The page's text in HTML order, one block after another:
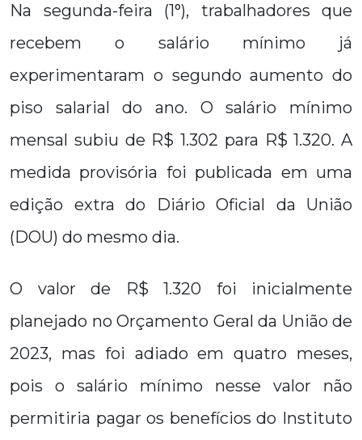
Na segunda-feira (1°), trabalhadores que
recebem o salário mínimo já
experimentaram o segundo aumento do
piso salarial do ano. O salário mínimo
mensal subiu de R$ 1.302 para R$ 1.320. A
medida provisória foi publicada em uma
edição extra do Diário Oficial da União
(DOU) do mesmo dia.
O valor de R$ 1.320 foi inicialmente
planejado no Orçamento Geral da União de
2023, mas foi adiado em quatro meses,
pois o salário mínimo nesse valor não
permitiria pagar os benefícios do Instituto